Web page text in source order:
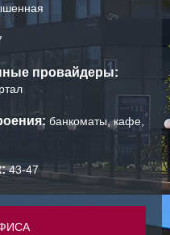
провайдеры:
банкоматы, кафе,
43-47